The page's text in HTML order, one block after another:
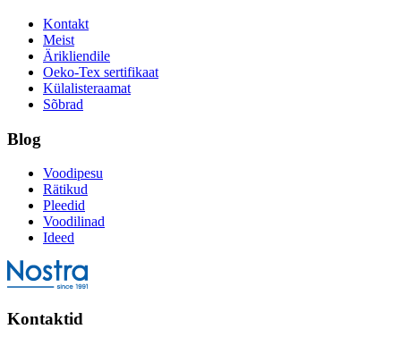
Kontakt
Meist
Ärikliendile
Oeko-Tex sertifikaat
Külalisteraamat
Sõbrad
Blog
Voodipesu
Rätikud
Pleedid
Voodilinad
Ideed
Kontaktid